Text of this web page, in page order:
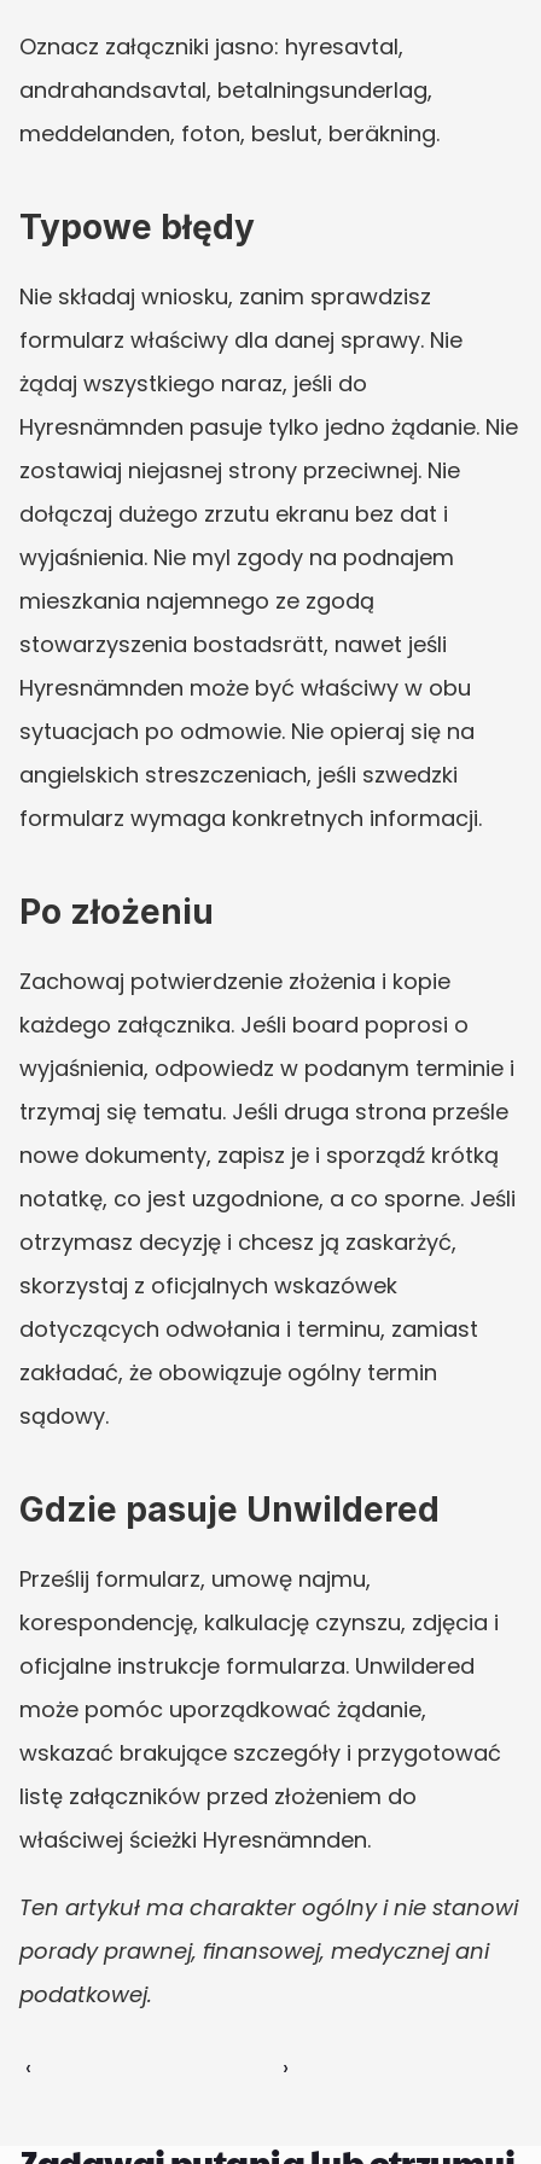
Oznacz załączniki jasno: hyresavtal,
andrahandsavtal, betalningsunderlag,
meddelanden, foton, beslut, beräkning.
Typowe błędy
Nie składaj wniosku, zanim sprawdzisz
formularz właściwy dla danej sprawy. Nie
żądaj wszystkiego naraz, jeśli do
Hyresnämnden pasuje tylko jedno żądanie. Nie
zostawiaj niejasnej strony przeciwnej. Nie
dołączaj dużego zrzutu ekranu bez dat i
wyjaśnienia. Nie myl zgody na podnajem
mieszkania najemnego ze zgodą
stowarzyszenia bostadsrätt, nawet jeśli
Hyresnämnden może być właściwy w obu
sytuacjach po odmowie. Nie opieraj się na
angielskich streszczeniach, jeśli szwedzki
formularz wymaga konkretnych informacji.
Po złożeniu
Zachowaj potwierdzenie złożenia i kopie
każdego załącznika. Jeśli board poprosi o
wyjaśnienia, odpowiedz w podanym terminie i
trzymaj się tematu. Jeśli druga strona prześle
nowe dokumenty, zapisz je i sporządź krótką
notatkę, co jest uzgodnione, a co sporne. Jeśli
otrzymasz decyzję i chcesz ją zaskarżyć,
skorzystaj z oficjalnych wskazówek
dotyczących odwołania i terminu, zamiast
zakładać, że obowiązuje ogólny termin
sądowy.
Gdzie pasuje Unwildered
Prześlij formularz, umowę najmu,
korespondencję, kalkulację czynszu, zdjęcia i
oficjalne instrukcje formularza. Unwildered
może pomóc uporządkować żądanie,
wskazać brakujące szczegóły i przygotować
listę załączników przed złożeniem do
właściwej ścieżki Hyresnämnden.
Ten artykuł ma charakter ogólny i nie stanowi
porady prawnej, finansowej, medycznej ani
podatkowej.
‹ ›